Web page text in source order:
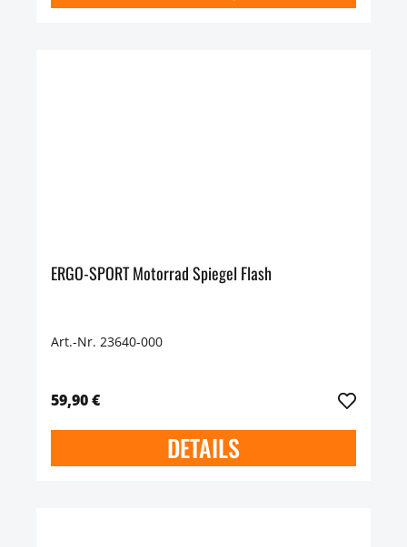
ERGO-SPORT Motorrad Spiegel Flash
Art.-Nr. 23640-000
59,90 €
DETAILS